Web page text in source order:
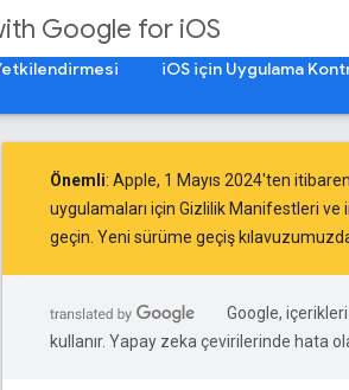
Google for iOS
iOS için Uygulama
Önemli: Apple, 1 Mayıs 2024'ten
uygulamaları için Gizlilik Manifestleri ve
geçin. Yeni sürüme geçiş
Google,
kullanır. Yapay zeka çevirilerinde hata